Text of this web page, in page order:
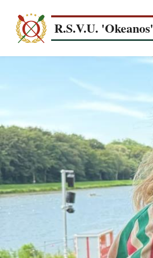
naar
inhoud
R.S.V.U. 'Okeanos'